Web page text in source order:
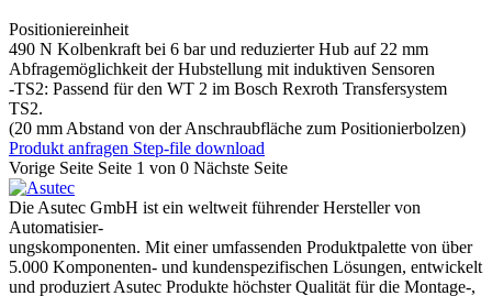
Positioniereinheit
490 N Kolbenkraft bei 6 bar und reduzierter Hub auf 22 mm
Abfragemöglichkeit der Hubstellung mit induktiven Sensoren
-TS2: Passend für den WT 2 im Bosch Rexroth Transfersystem
TS2.
(20 mm Abstand von der Anschraubfläche zum Positionierbolzen)
Produkt anfragen Step-file download
Vorige Seite Seite 1 von 0 Nächste Seite
Die Asutec GmbH ist ein weltweit führender Hersteller von
Automatisier-
ungskomponenten. Mit einer umfassenden Produktpalette von über
5.000 Komponenten- und kundenspezifischen Lösungen, entwickelt
und produziert Asutec Produkte höchster Qualität für die Montage-,